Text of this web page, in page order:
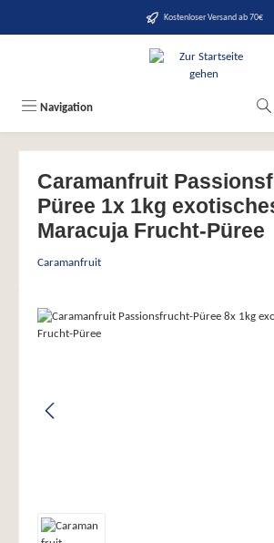
Kostenloser Versand ab 70€
Navigation
Caramanfruit
Püree 1x 1kg
Maracuja Frucht-Püree
Caramanfruit
Bildergalerie überspringen